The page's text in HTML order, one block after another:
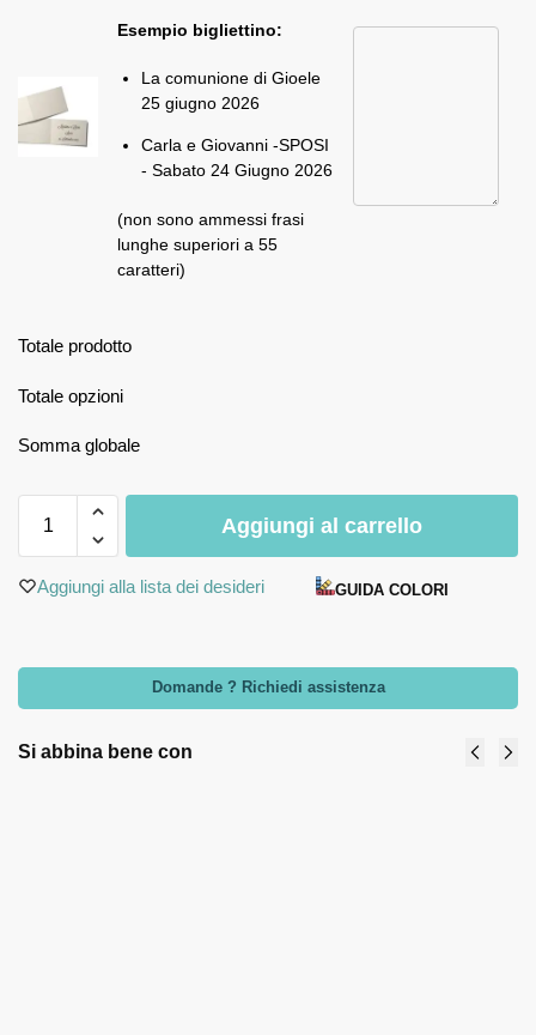
Esempio bigliettino:
La comunione di Gioele
25 giugno 2026
Carla e Giovanni -SPOSI
- Sabato 24 Giugno 2026
(non sono ammessi frasi
lunghe superiori a 55
caratteri)
Totale prodotto
Totale opzioni
Somma globale
Aggiungi al carrello
Aggiungi alla lista dei desideri GUIDA COLORI
Domande ? Richiedi assistenza
Si abbina bene con